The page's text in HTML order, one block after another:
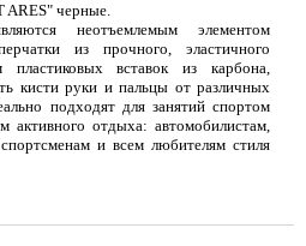
ARES" черные.
неотъемлемым элементом
из прочного, эластичного
пластиковых вставок из карбона,
кисти руки и пальцы от различных
подходят для занятий спортом
активного отдыха: автомобилистам,
и всем любителям стиля
движений;